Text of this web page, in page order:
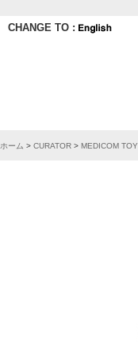
CHANGE TO :
ホーム > CURATOR > MEDICOM TOY